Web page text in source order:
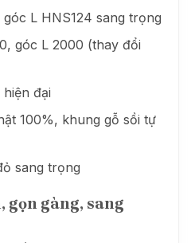
góc L HNS124 sang trọng
góc L 2000 (thay đổi
đại
100%, khung gỗ sồi tự
sang trọng
gọn gàng, sang